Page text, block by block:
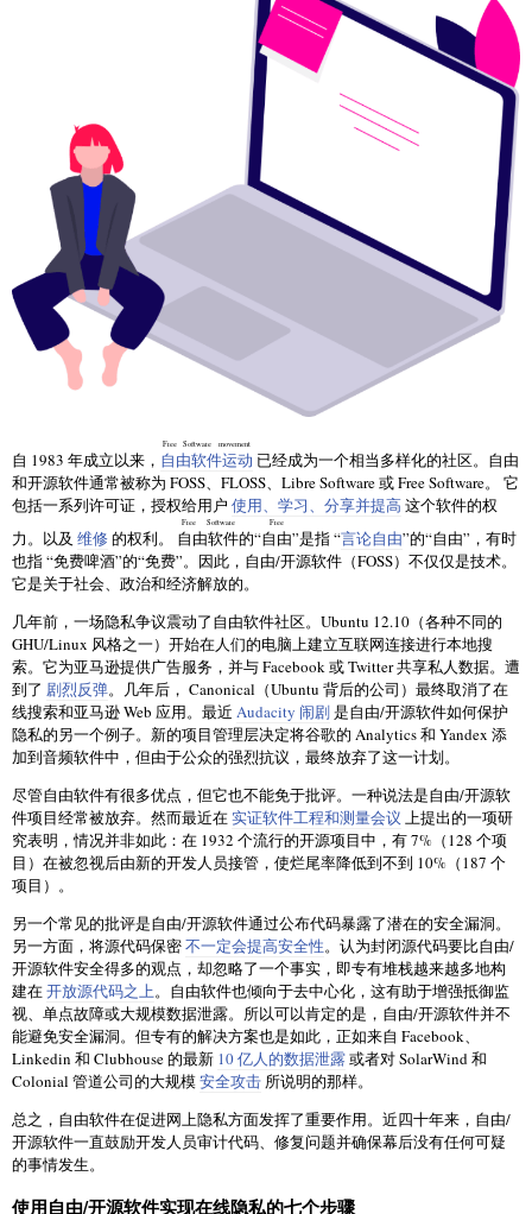
自 1983 年成立以来， 自由软件运动
Free Software movement
已经成为一个相当多样化的社区。自由
和开源软件通常被称为 FOSS、FLOSS、Libre Software 或 Free Software。 它
包括一系列许可证，授权给用户 使用、学习、分享并提高这个软件的权
力。以及 维修的权利。 自由软件
Free Software
的“自由
Free
”是指 “言论自由”的“自由”，有时
也指 “免费啤酒”的“免费”。因此，自由/开源软件（FOSS）不仅仅是技术。
它是关于社会、政治和经济解放的。
几年前，一场隐私争议震动了自由软件社区。Ubuntu 12.10（各种不同的
GHU/Linux 风格之一）开始在人们的电脑上建立互联网连接进行本地搜
索。它为亚马逊提供广告服务，并与 Facebook 或 Twitter 共享私人数据。遭
到了 剧烈反弹。几年后， Canonical（Ubuntu 背后的公司）最终取消了在
线搜索和亚马逊 Web 应用。最近 Audacity 闹剧是自由/开源软件如何保护
隐私的另一个例子。新的项目管理层决定将谷歌的 Analytics 和 Yandex 添
加到音频软件中，但由于公众的强烈抗议，最终放弃了这一计划。
尽管自由软件有很多优点，但它也不能免于批评。一种说法是自由/开源软
件项目经常被放弃。然而最近在实证软件工程和测量会议 上提出的一项研
究表明，情况并非如此：在 1932 个流行的开源项目中，有 7%（128 个项
目）在被忽视后由新的开发人员接管，使烂尾率降低到不到 10%（187 个
项目）。
另一个常见的批评是自由/开源软件通过公布代码暴露了潜在的安全漏洞。
另一方面，将源代码保密不一定会提高安全性。认为封闭源代码要比自由/
开源软件安全得多的观点，却忽略了一个事实，即专有堆栈越来越多地构
建在开放源代码之上。自由软件也倾向于去中心化，这有助于增强抵御监
视、单点故障或大规模数据泄露。所以可以肯定的是，自由/开源软件并不
能避免安全漏洞。但专有的解决方案也是如此，正如来自 Facebook、
Linkedin 和 Clubhouse 的最新 10 亿人的数据泄露或者对 SolarWind 和
Colonial 管道公司的大规模安全攻击 所说明的那样。
总之，自由软件在促进网上隐私方面发挥了重要作用。近四十年来，自由/
开源软件一直鼓励开发人员审计代码、修复问题并确保幕后没有任何可疑
的事情发生。
使用自由/开源软件实现在线隐私的七个步骤